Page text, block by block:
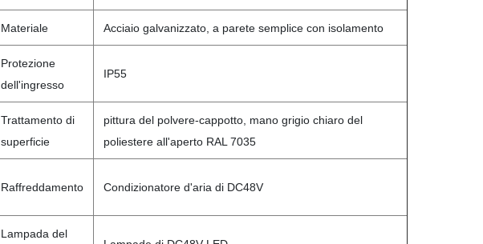
Materiale Acciaio galvanizzato, a parete semplice con isolamento
Protezione
dell'ingresso
IP55
Trattamento di
superficie
pittura del polvere-cappotto, mano grigio chiaro del
poliestere all'aperto RAL 7035
Raffreddamento Condizionatore d'aria di DC48V
Lampada del